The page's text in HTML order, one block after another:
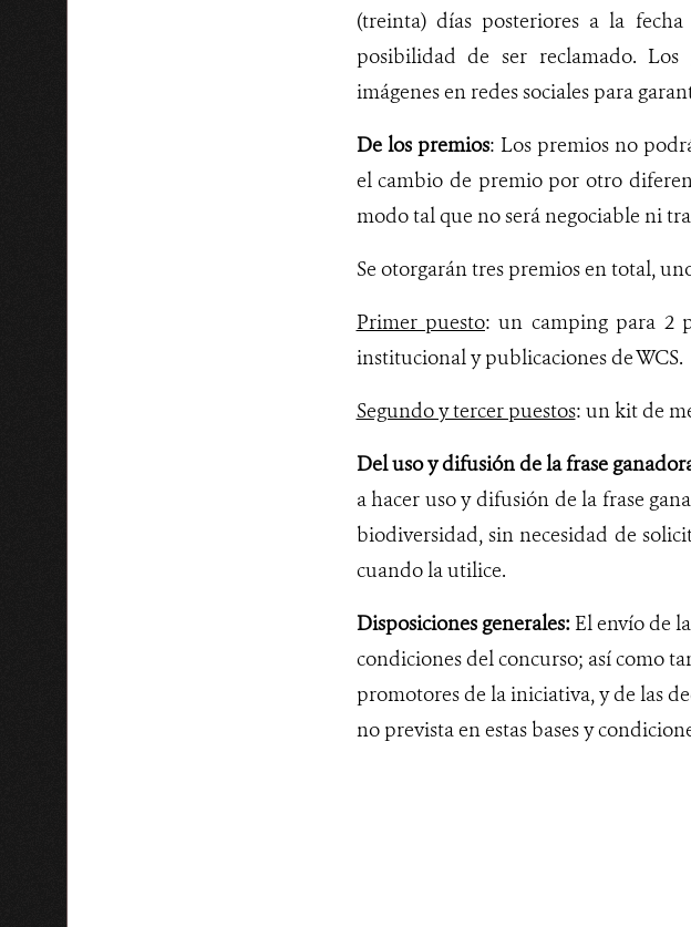
(treinta) días posteriores a la
posibilidad de ser reclamado.
imágenes en redes sociales para
De los premios: Los premios no
el cambio de premio por otro
modo tal que no será negociable ni
Se otorgarán tres premios en total,
Primer puesto: un camping para 2
institucional y publicaciones de WCS.
Segundo y tercer puestos: un kit de
Del uso y difusión de la frase
a hacer uso y difusión de la frase
biodiversidad, sin necesidad de
cuando la utilice.
Disposiciones generales:El envío de
condiciones del concurso; así como
promotores de la iniciativa, y de las
no prevista en estas bases y